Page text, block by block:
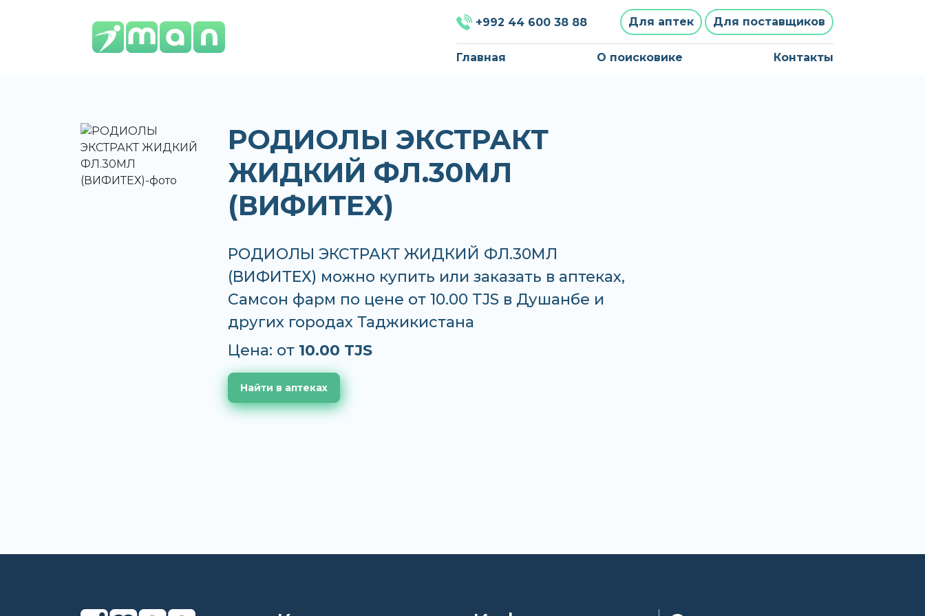
+992 44 600 38 88 Для аптек Для поставщиков
Главная О поисковике Контакты
РОДИОЛЫ ЭКСТРАКТ
ЖИДКИЙ ФЛ.30МЛ
(ВИФИТЕХ)
РОДИОЛЫ ЭКСТРАКТ ЖИДКИЙ ФЛ.30МЛ
(ВИФИТЕХ) можно купить или заказать в аптеках,
Самсон фарм по цене от 10.00 TJS в Душанбе и
других городах Таджикистана
Цена: от 10.00 TJS
Найти в аптеках